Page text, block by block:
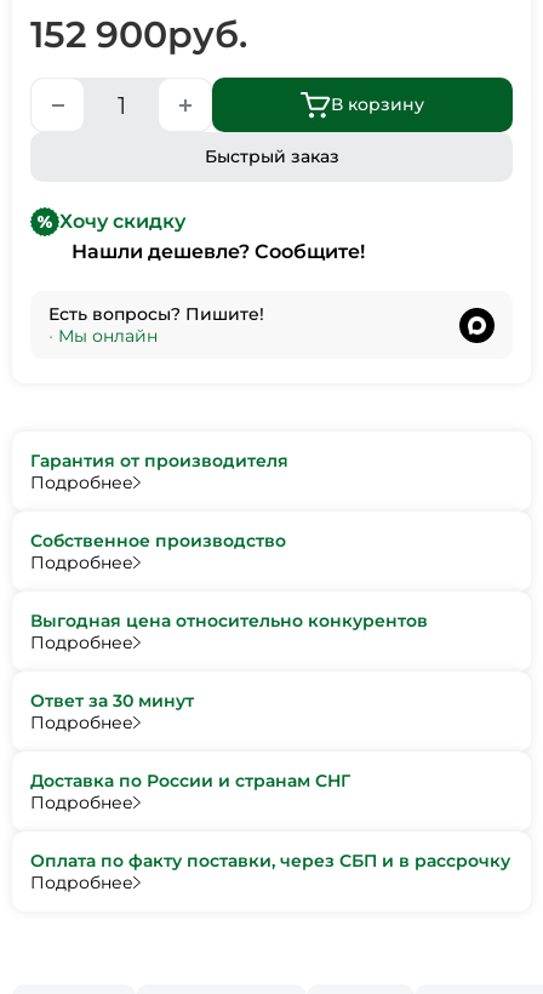
152 900руб.
В корзину
Быстрый заказ
Хочу скидку
Нашли дешевле? Сообщите!
Есть вопросы? Пишите!
• Мы онлайн
Гарантия от производителя
Подробнее
Собственное производство
Подробнее
Выгодная цена относительно конкурентов
Подробнее
Ответ за 30 минут
Подробнее
Доставка по России и странам СНГ
Подробнее
Оплата по факту поставки, через СБП и в рассрочку
Подробнее